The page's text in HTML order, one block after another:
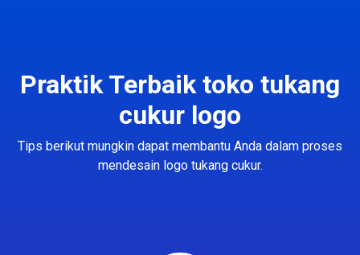
Praktik Terbaik toko tukang
cukur logo
Tips berikut mungkin dapat membantu Anda dalam proses
mendesain logo tukang cukur.